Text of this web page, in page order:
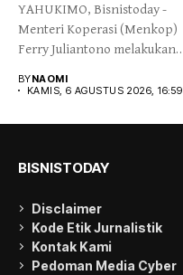
YAHUKIMO, Bisnistoday -
Menteri Koperasi (Menkop)
Ferry Juliantono melakukan
BYNAOMI
KAMIS, 6 AGUSTUS 2026, 16:59
BISNISTODAY
Disclaimer
Kode Etik Jurnalistik
Kontak Kami
Pedoman Media Cyber